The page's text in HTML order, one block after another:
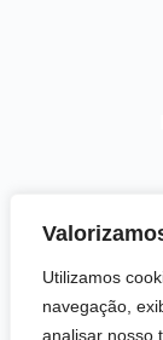
Utilizamos
navegação,
analisar nosso